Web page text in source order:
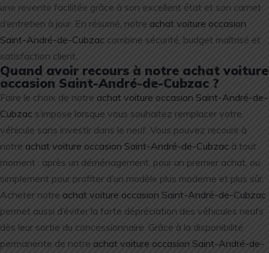
une revente facilitée grâce à son excellent état et son carnet
d’entretien à jour. En résumé, notre achat voiture occasion
Saint-André-de-Cubzac combine sécurité, budget maîtrisé et
satisfaction client.
Quand avoir recours à notre achat voiture
occasion Saint-André-de-Cubzac ?
Faire le choix de notre achat voiture occasion Saint-André-de-
Cubzac s’impose lorsque vous souhaitez remplacer votre
véhicule sans investir dans le neuf. Vous pouvez recourir à
notre achat voiture occasion Saint-André-de-Cubzac à tout
moment : après un déménagement, pour un premier achat, ou
simplement pour profiter d’un modèle plus moderne et plus sûr.
Acheter notre achat voiture occasion Saint-André-de-Cubzac
permet aussi d’éviter la forte dépréciation des véhicules neufs
dès leur sortie du concessionnaire. Grâce à la disponibilité
permanente de notre achat voiture occasion Saint-André-de-